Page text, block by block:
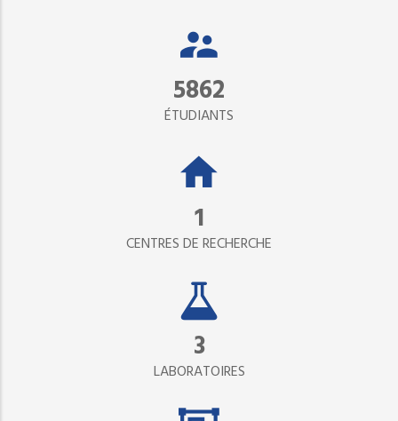
5862
ÉTUDIANTS
1
CENTRES DE RECHERCHE
3
LABORATOIRES